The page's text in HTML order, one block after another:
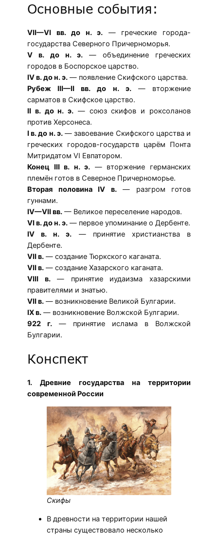
Основные события:
VII—VI вв. до н. э. — греческие города-
государства Северного Причерноморья.
V в. до н. э. — объединение греческих
городов в Боспорское царство.
IV в. до н. э. — появление Скифского царства.
Рубеж III—II вв. до н. э.— вторжение
сарматов в Скифское царство.
II в. до н. э. — союз скифов и роксоланов
против Херсонеса.
I в. до н. э.— завоевание Скифского царства и
греческих городов-государств царём Понта
Митридатом VI Евпатором.
Конец III в. н. э. — вторжение германских
племён готов в Северное Причерноморье.
Вторая половина IV в.— разгром готов
гуннами.
IV—VII вв. — Великое переселение народов.
VI в. до н. э. — первое упоминание о Дербенте.
IV в. н. э. — принятие христианства в
Дербенте.
VII в. — создание Тюркского каганата.
VII в. — создание Хазарского каганата.
VIII в.— принятие иудаизма хазарскими
правителями и знатью.
VII в. — возникновение Великой Булгарии.
IX в. — возникновение Волжской Булгарии.
922 г. — принятие ислама в Волжской
Булгарии.
Конспект
1. Древние государства на территории
современной России
Скифы
В древности на территории нашей
страны существовало несколько